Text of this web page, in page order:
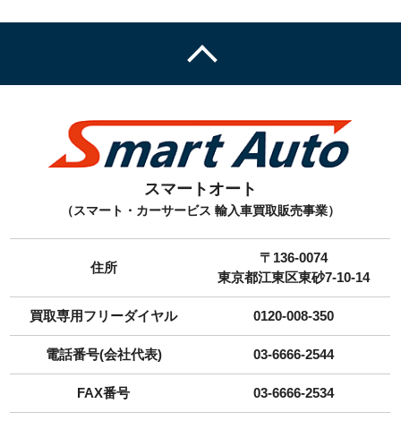
スマートオート
（スマート・カーサービス 輸入車買取販売事業）
住所
〒136-0074
東京都江東区東砂7-10-14
買取専用フリーダイヤル 0120-008-350
電話番号(会社代表) 03-6666-2544
FAX番号 03-6666-2534